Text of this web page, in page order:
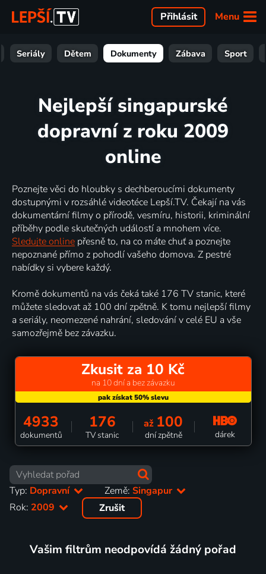
Menu
Přihlásit
Seriály Dětem Dokumenty Zábava Sport
Nejlepší singapurské
dopravní z roku 2009
online
Poznejte věci do hloubky s dechberoucími dokumenty
dostupnými v rozsáhlé videotéce Lepší.TV. Čekají na vás
dokumentární filmy o přírodě, vesmíru, historii, kriminální
příběhy podle skutečných událostí a mnohem více.
Sledujte online přesně to, na co máte chuť a poznejte
nepoznané přímo z pohodlí vašeho domova. Z pestré
nabídky si vybere každý.
Kromě dokumentů na vás čeká také 176 TV stanic, které
můžete sledovat až 100 dní zpětně. K tomu nejlepší filmy
a seriály, neomezené nahrání, sledování v celé EU a vše
samozřejmě bez závazku.
Zkusit za 10 Kč
na 10 dní a bez závazku
4933
dokumentů
176
TV stanic
až 100
dní zpětně dárek
Typ: Dopravní Země:Singapur
Rok: 2009 Zrušit
Vašim filtrům neodpovídá žádný pořad